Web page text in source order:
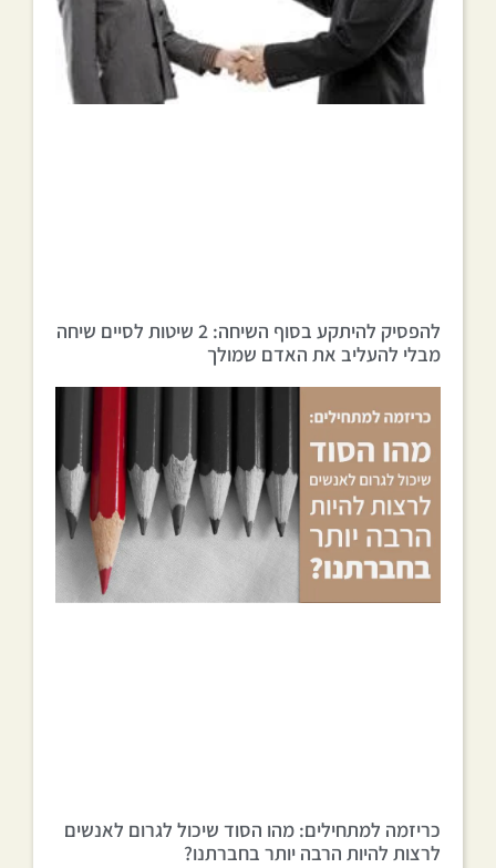
להפסיק להיתקע בסוף השיחה: 2 שיטות לסיים שיחה
מבלי להעליב את האדם שמולך
כריזמה למתחילים: מהו הסוד שיכול לגרום לאנשים
לרצות להיות הרבה יותר בחברתנו?